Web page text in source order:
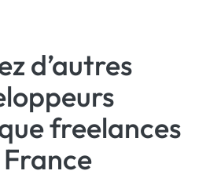
d’autres
freelances